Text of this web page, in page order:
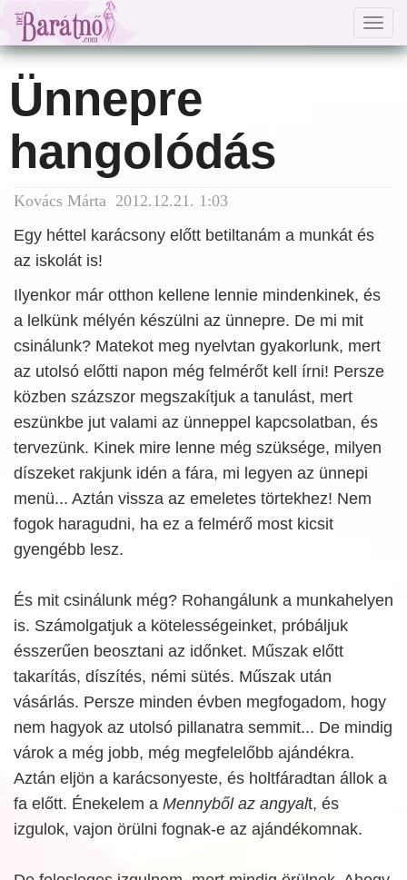
Ünnepre
hangolódás
Kovács Márta 2012.12.21. 1:03
Egy héttel karácsony előtt betiltanám a munkát és
az iskolát is!
Ilyenkor már otthon kellene lennie mindenkinek, és
a lelkünk mélyén készülni az ünnepre. De mi mit
csinálunk? Matekot meg nyelvtan gyakorlunk, mert
az utolsó előtti napon még felmérőt kell írni! Persze
közben százszor megszakítjuk a tanulást, mert
eszünkbe jut valami az ünneppel kapcsolatban, és
tervezünk. Kinek mire lenne még szüksége, milyen
díszeket rakjunk idén a fára, mi legyen az ünnepi
menü... Aztán vissza az emeletes törtekhez! Nem
fogok haragudni, ha ez a felmérő most kicsit
gyengébb lesz.
És mit csinálunk még? Rohangálunk a munkahelyen
is. Számolgatjuk a kötelességeinket, próbáljuk
ésszerűen beosztani az időnket. Műszak előtt
takarítás, díszítés, némi sütés. Műszak után
vásárlás. Persze minden évben megfogadom, hogy
nem hagyok az utolsó pillanatra semmit... De mindig
várok a még jobb, még megfelelőbb ajándékra.
Aztán eljön a karácsonyeste, és holtfáradtan állok a
fa előtt. Énekelem a Mennyből az angyalt, és
izgulok, vajon örülni fognak-e az ajándékomnak.